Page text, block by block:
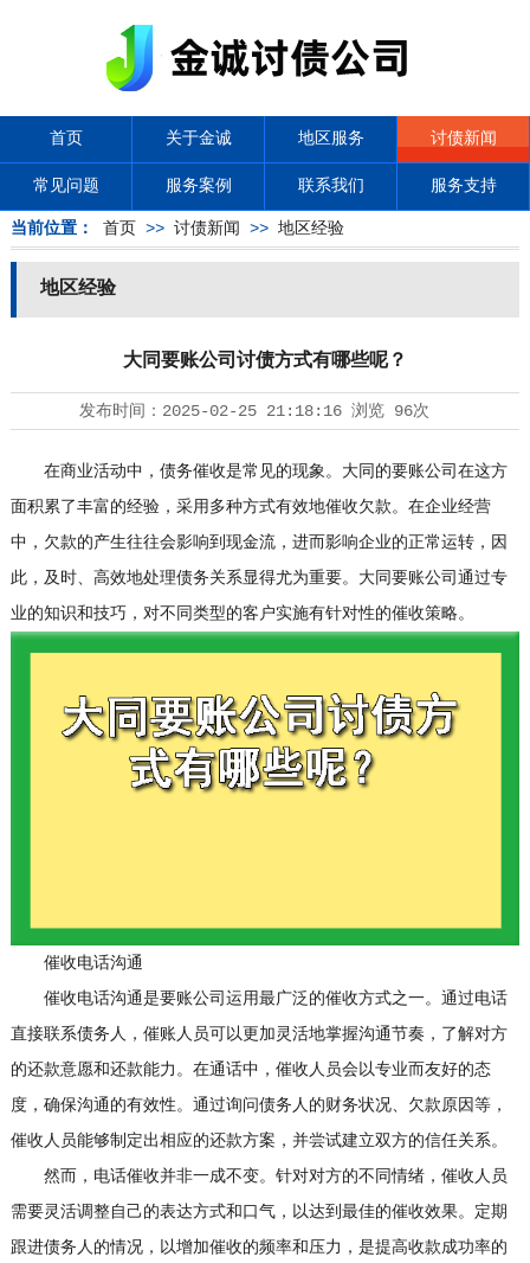
首页 关于金诚 地区服务 讨债新闻
常见问题 服务案例 联系我们 服务支持
当前位置： 首页 >> 讨债新闻 >> 地区经验
地区经验
大同要账公司讨债方式有哪些呢？
发布时间： 2025-02-25 21:18:16浏览 96次
在商业活动中，债务催收是常见的现象。大同的要账公司在这方
面积累了丰富的经验，采用多种方式有效地催收欠款。在企业经营
中，欠款的产生往往会影响到现金流，进而影响企业的正常运转，因
此，及时、高效地处理债务关系显得尤为重要。大同要账公司通过专
业的知识和技巧，对不同类型的客户实施有针对性的催收策略。
催收电话沟通
催收电话沟通是要账公司运用最广泛的催收方式之一。通过电话
直接联系债务人，催账人员可以更加灵活地掌握沟通节奏，了解对方
的还款意愿和还款能力。在通话中，催收人员会以专业而友好的态
度，确保沟通的有效性。通过询问债务人的财务状况、欠款原因等，
催收人员能够制定出相应的还款方案，并尝试建立双方的信任关系。
然而，电话催收并非一成不变。针对对方的不同情绪，催收人员
需要灵活调整自己的表达方式和口气，以达到最佳的催收效果。定期
跟进债务人的情况，以增加催收的频率和压力，是提高收款成功率的